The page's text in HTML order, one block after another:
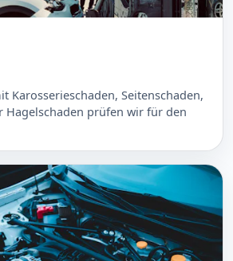
Karosserieschaden, Seitenschaden,
Hagelschaden prüfen wir für den